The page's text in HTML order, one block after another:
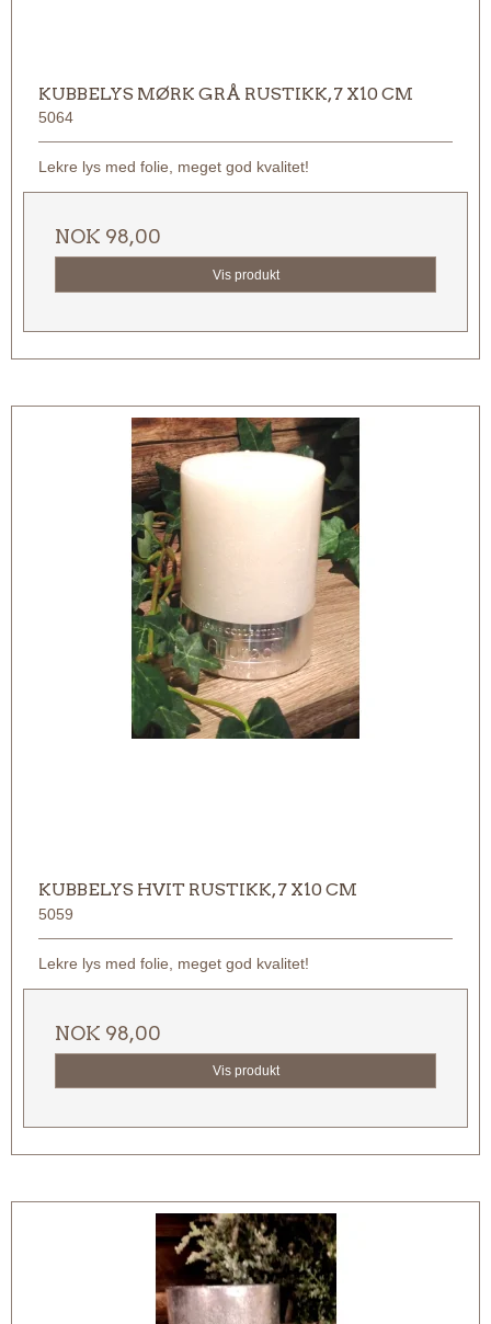
KUBBELYS MØRK GRÅ RUSTIKK, 7 X10 CM
5064
Lekre lys med folie, meget god kvalitet!
NOK 98,00
Vis produkt
KUBBELYS HVIT RUSTIKK, 7 X10 CM
5059
Lekre lys med folie, meget god kvalitet!
NOK 98,00
Vis produkt